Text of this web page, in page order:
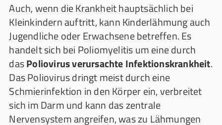
Auch, wenn die Krankheit hauptsächlich bei
Kleinkindern auftritt, kann Kinderlähmung auch
Jugendliche oder Erwachsene betreffen. Es
handelt sich bei Poliomyelitis um eine durch
dasPoliovirus verursachte Infektionskrankheit.
Das Poliovirus dringt meist durch eine
Schmierinfektion in den Körper ein, verbreitet
sich im Darm und kann das zentrale
Nervensystem angreifen, was zu Lähmungen